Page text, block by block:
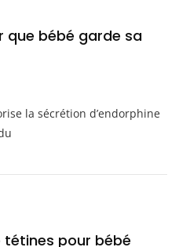
que bébé garde sa
la sécrétion d’endorphine
pour bébé